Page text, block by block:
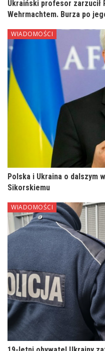
Ukraiński profesor zarzucił
Wehrmachtem. Burza po
WIADOMOŚCI
Polska i Ukraina o dalszym
Sikorskiemu
WIADOMOŚCI